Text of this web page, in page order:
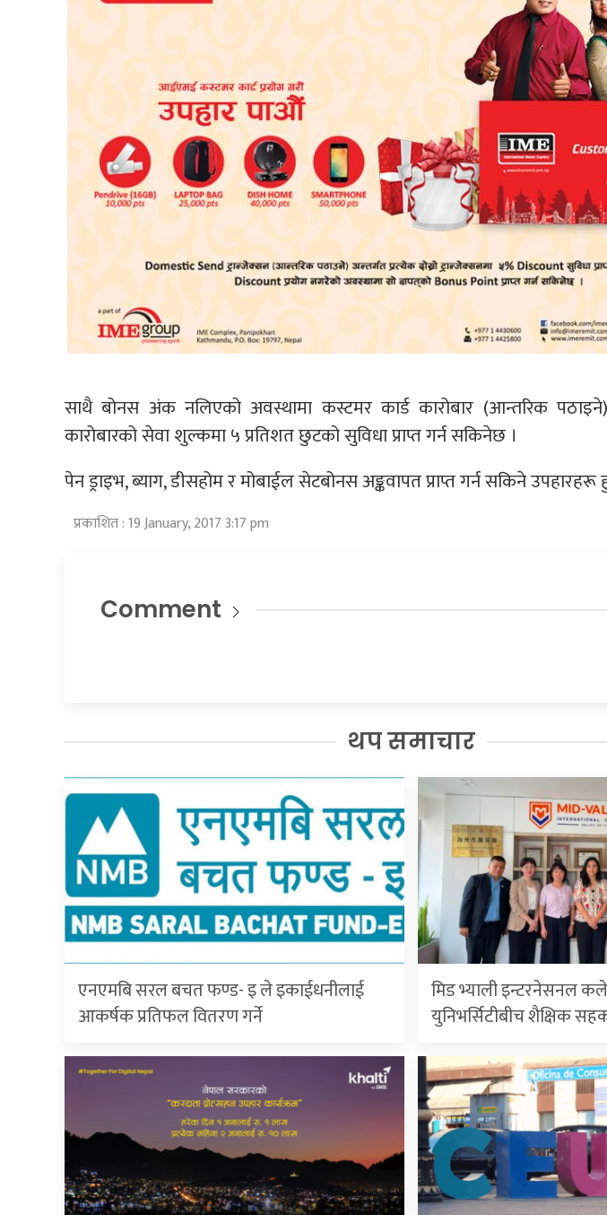
साथै बोनस अंक नलिएको अवस्थामा कस्टमर कार्ड कारोबार (आन्तरिक पठाइने)
कारोबारको सेवा शुल्कमा ५ प्रतिशत छुटको सुविधा प्राप्त गर्न सकिनेछ ।
पेन ड्राइभ, ब्याग, डीसहोम र मोबाईल सेटबोनस अङ्कवापत प्राप्त गर्न सकिने
प्रकाशित : 19 January, 2017 3:17 pm
Comment
थप समाचार
एनएमबि सरल बचत फण्ड- इ ले इकाईधनीलाई
आकर्षक प्रतिफल वितरण गर्ने
मिड भ्याली इन्टरनेसनल
युनिभर्सिटीबीच शैक्षिक